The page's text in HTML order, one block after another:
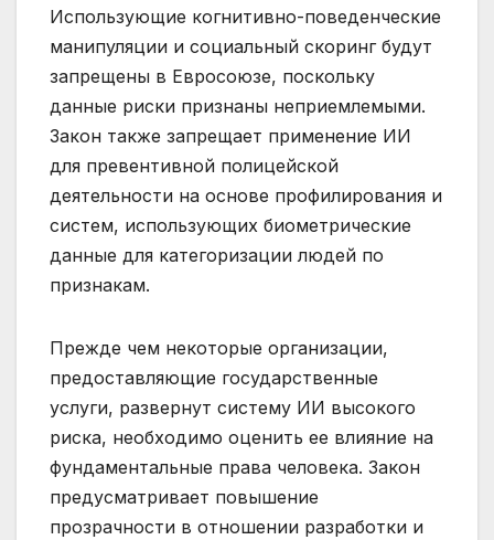
Использующие когнитивно-поведенческие
манипуляции и социальный скоринг будут
запрещены в Евросоюзе, поскольку
данные риски признаны неприемлемыми.
Закон также запрещает применение ИИ
для превентивной полицейской
деятельности на основе профилирования и
систем, использующих биометрические
данные для категоризации людей по
признакам.
Прежде чем некоторые организации,
предоставляющие государственные
услуги, развернут систему ИИ высокого
риска, необходимо оценить ее влияние на
фундаментальные права человека. Закон
предусматривает повышение
прозрачности в отношении разработки и